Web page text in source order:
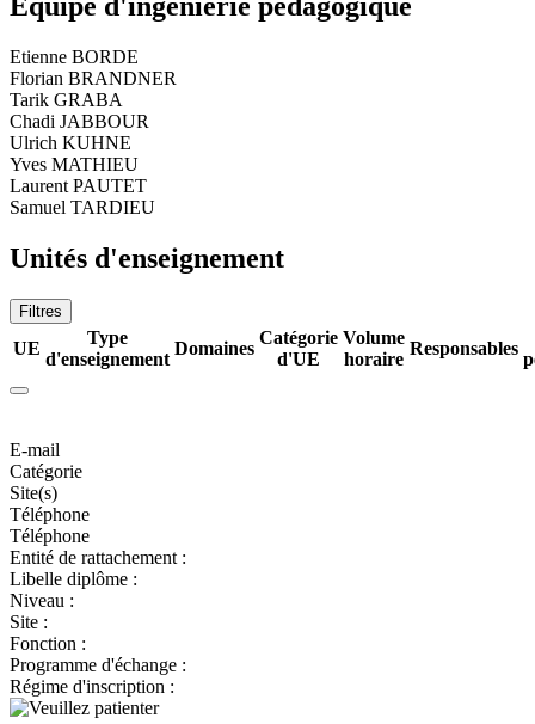
Equipe d'ingénierie pédagogique
Etienne BORDE
Florian BRANDNER
Tarik GRABA
Chadi JABBOUR
Ulrich KUHNE
Yves MATHIEU
Laurent PAUTET
Samuel TARDIEU
Unités d'enseignement
Filtres
UE
Type
d'enseignement
Domaines
Catégorie
d'UE
Volume
horaire
Responsables
E-mail
Catégorie
Site(s)
Téléphone
Téléphone
Entité de rattachement :
Libelle diplôme :
Niveau :
Site :
Fonction :
Programme d'échange :
Régime d'inscription :